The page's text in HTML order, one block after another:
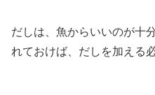
だしは、魚からいいのが十
れておけば、だしを加える